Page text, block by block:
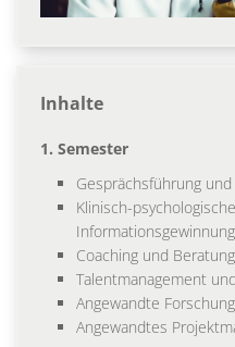
Inhalte
1. Semester
Gesprächsführung
Klinisch-
Coaching und Beratung
Talentmanagement
Angewandte Forschung
Angewandtes